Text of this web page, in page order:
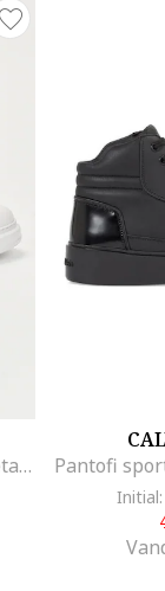
Pantofi sport din piele cu detalii logo, Alb optic